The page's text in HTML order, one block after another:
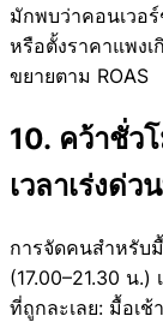
มักพบว่าคอนเวอ
หรือตั้งราคาแพงเ
ขยายตาม ROAS
10. คว้าชั่ว
เวลาเร่งด่
การจัดคนสำหรับ
(17.00–21.30 น.)
ที่ถูกละเลย: มื้อเช้